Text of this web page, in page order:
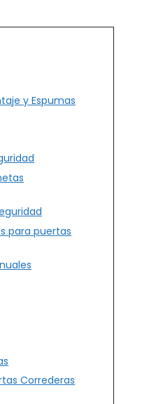
y Espumas
para puertas
Correderas